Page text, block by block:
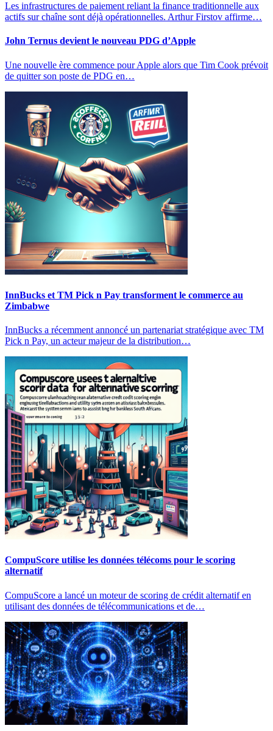
Les infrastructures de paiement reliant la finance traditionnelle aux
actifs sur chaîne sont déjà opérationnelles. Arthur Firstov affirme…
John Ternus devient le nouveau PDG d’Apple
Une nouvelle ère commence pour Apple alors que Tim Cook prévoit
de quitter son poste de PDG en…
InnBucks et TM Pick n Pay transforment le commerce au
Zimbabwe
InnBucks a récemment annoncé un partenariat stratégique avec TM
Pick n Pay, un acteur majeur de la distribution…
CompuScore utilise les données télécoms pour le scoring
alternatif
CompuScore a lancé un moteur de scoring de crédit alternatif en
utilisant des données de télécommunications et de…